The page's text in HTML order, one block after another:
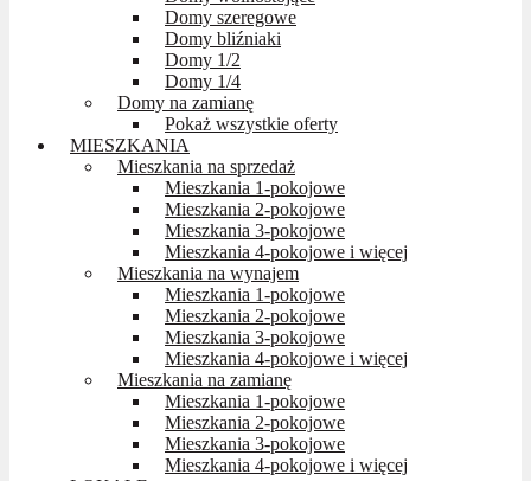
Domy szeregowe
Domy bliźniaki
Domy 1/2
Domy 1/4
Domy na zamianę
Pokaż wszystkie oferty
MIESZKANIA
Mieszkania na sprzedaż
Mieszkania 1-pokojowe
Mieszkania 2-pokojowe
Mieszkania 3-pokojowe
Mieszkania 4-pokojowe i więcej
Mieszkania na wynajem
Mieszkania 1-pokojowe
Mieszkania 2-pokojowe
Mieszkania 3-pokojowe
Mieszkania 4-pokojowe i więcej
Mieszkania na zamianę
Mieszkania 1-pokojowe
Mieszkania 2-pokojowe
Mieszkania 3-pokojowe
Mieszkania 4-pokojowe i więcej